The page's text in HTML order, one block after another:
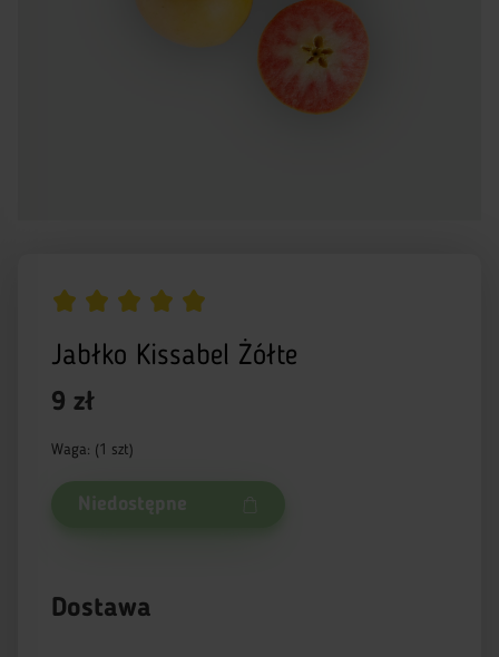
Jabłko Kissabel Żółte
9 zł
Waga: (1 szt)
Niedostępne
Dostawa